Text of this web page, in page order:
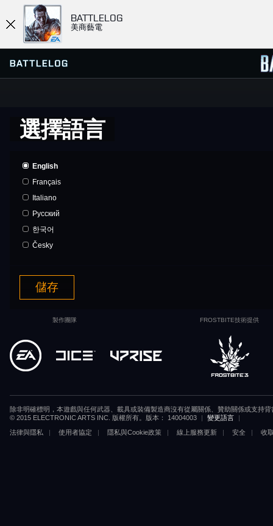
BATTLELOG
美商藝電
伺服器瀏覽器
記錄
任務
社群任務
尋找或建立戰隊
選擇語言
English
Français
Italiano
Pусский
한국어
Česky
儲存
製作團隊 FROSTBITE技術提供
除非明確標明，本遊戲與任何武器、載具或裝備製造商沒有從屬關係、贊助關係或支持背
© 2015 ELECTRONIC ARTS INC. 版權所有。版本： 14004003
| 變更語言
|
法律與隱私
| 使用者協定 | 隱私與Cookie政策 | 線上服務更新 | 安全 | 收